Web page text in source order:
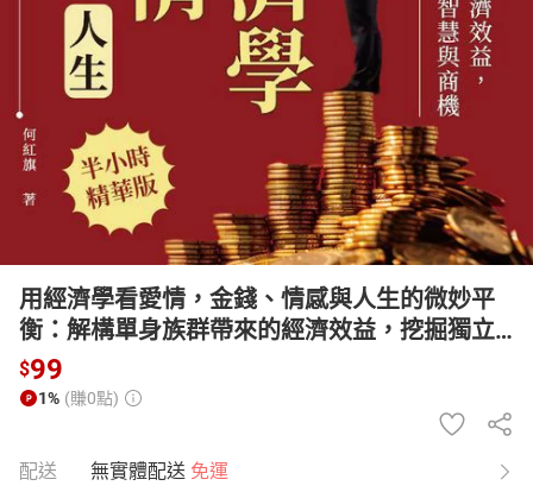
日本購物 電子/紙本書
用經濟學看愛情，金錢、情感與人生的微妙平
衡：解構單身族群帶來的經濟效益，挖掘獨立
生活中的金錢智慧與商機【有聲書】
$99
1% (賺0點)
配送 無實體配送 免運